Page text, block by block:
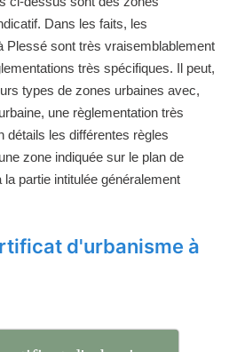
Dans les faits, les
Plessé sont très vraisemblablement
très spécifiques. Il peut,
types de zones urbaines avec,
une règlementation très
détails les différentes règles
zone indiquée sur le plan de
partie intitulée généralement
d'urbanisme à